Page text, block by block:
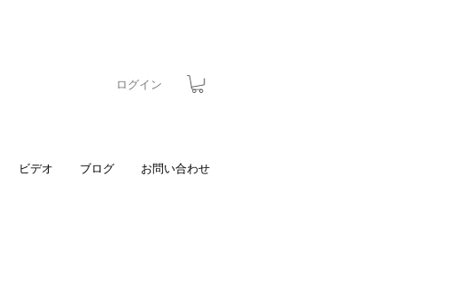
ログイン
ビデオ ブログ お問い合わせ